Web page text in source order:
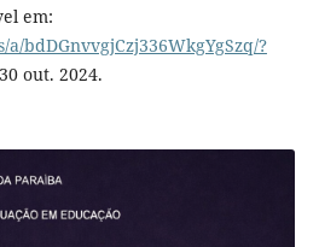
em:
bdDGnvvgjCzj336WkgYgSzq/?
out. 2024.